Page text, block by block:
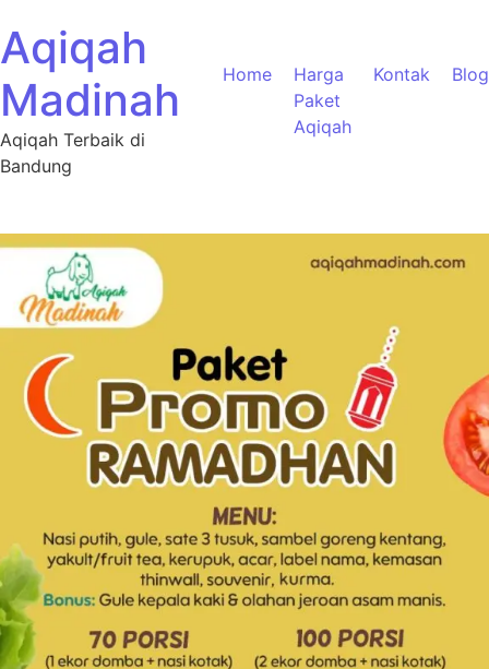
Aqiqah
Madinah
Aqiqah Terbaik di
Bandung
Home
Harga
Paket
Aqiqah
Kontak Blog